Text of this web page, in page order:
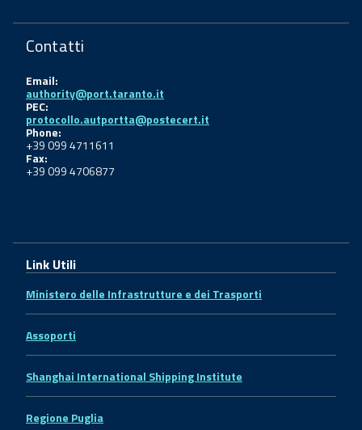
Contatti
Email:
authority@port.taranto.it
PEC:
protocollo.autportta@postecert.it
Phone:
+39 099 4711611
Fax:
+39 099 4706877
Link Utili
Ministero delle Infrastrutture e dei Trasporti
Assoporti
Shanghai International Shipping Institute
Regione Puglia